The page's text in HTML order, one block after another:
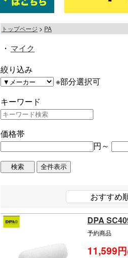
トップページ PA
・ マイク
絞り込み
※部分選択可
キーワード
価格帯
円～
おすすめ
DPA
予約商品
11,599円